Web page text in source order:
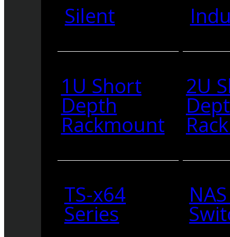
Silent
1U Short
Depth
Rackmount
2U
TS-x64
Series